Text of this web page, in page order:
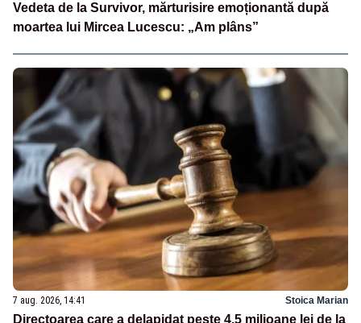
Vedeta de la Survivor, mărturisire emoționantă după
moartea lui Mircea Lucescu: „Am plâns”
7 aug. 2026, 14:41 Stoica Marian
Directoarea care a delapidat peste 4,5 milioane lei de la